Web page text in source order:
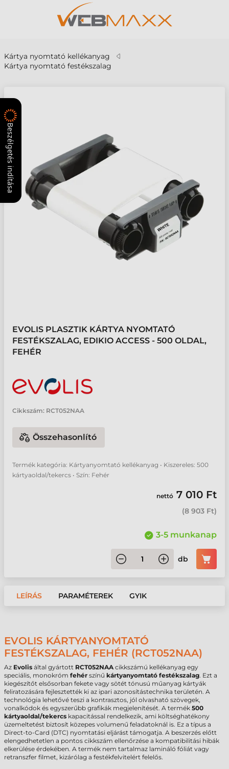
Kártya nyomtató kellékanyag
Kártya nyomtató festékszalag
EVOLIS PLASZTIK KÁRTYA NYOMTATÓ
FESTÉKSZALAG, EDIKIO ACCESS - 500 OLDAL,
FEHÉR
Cikkszám: RCT052NAA
Összehasonlító
Termék kategória: Kártyanyomtató kellékanyag • Kiszereles: 500
kártyaoldal/tekercs • Szín: Fehér
nettó 7 010 Ft
(8 903 Ft)
3-5 munkanap
db
LEÍRÁS PARAMÉTEREK GYIK
EVOLIS KÁRTYANYOMTATÓ
FESTÉKSZALAG, FEHÉR (RCT052NAA)
Az Evolis által gyártott RCT052NAA cikkszámú kellékanyag egy
speciális, monokróm fehér színű kártyanyomtató festékszalag. Ezt a
kiegészítőt elsősorban fekete vagy sötét tónusú műanyag kártyák
feliratozására fejlesztették ki az ipari azonosítástechnika területén. A
technológia lehetővé teszi a kontrasztos, jól olvasható szövegek,
vonalkódok és egyszerűbb grafikák megjelenítését. A termék 500
kártyaoldal/tekercs kapacitással rendelkezik, ami költséghatékony
üzemeltetést biztosít közepes volumenű feladatoknál is. Ez a típus a
Direct-to-Card (DTC) nyomtatási eljárást támogatja. A beszerzés előtt
elengedhetetlen a pontos cikkszám ellenőrzése a kompatibilitási hibák
elkerülése érdekében. A termék nem tartalmaz lamináló fóliát vagy
retranszfer filmet, kizárólag a festékfelvitelért felelős.
Beszélgetés indítása